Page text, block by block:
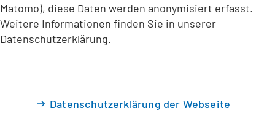
Matomo), diese Daten werden anonymisiert erfasst.
Weitere Informationen finden Sie in unserer
Datenschutzerklärung.
Datenschutzerklärung der Webseite